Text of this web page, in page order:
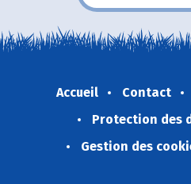
Accueil Contact
Protection des
Gestion des